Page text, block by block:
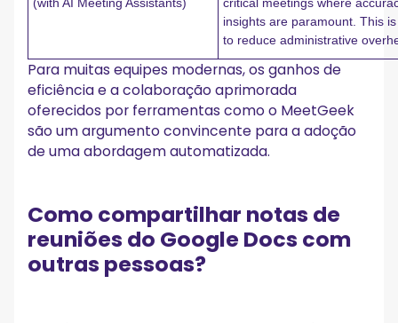
insights are paramount. This
to reduce administrative
Para muitas equipes modernas, os ganhos de
eficiência e a colaboração aprimorada
oferecidos por ferramentas como o MeetGeek
são um argumento convincente para a adoção
de uma abordagem automatizada.
Como compartilhar notas de
reuniões do Google Docs com
outras pessoas?